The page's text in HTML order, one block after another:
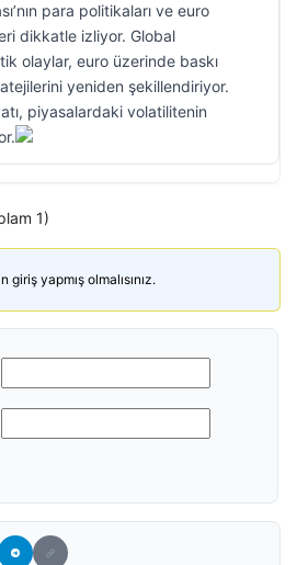
para politikaları ve euro
dikkatle izliyor. Global
olaylar, euro üzerinde baskı
yeniden şekillendiriyor.
piyasalardaki volatilitenin
1)
yapmış olmalısınız.